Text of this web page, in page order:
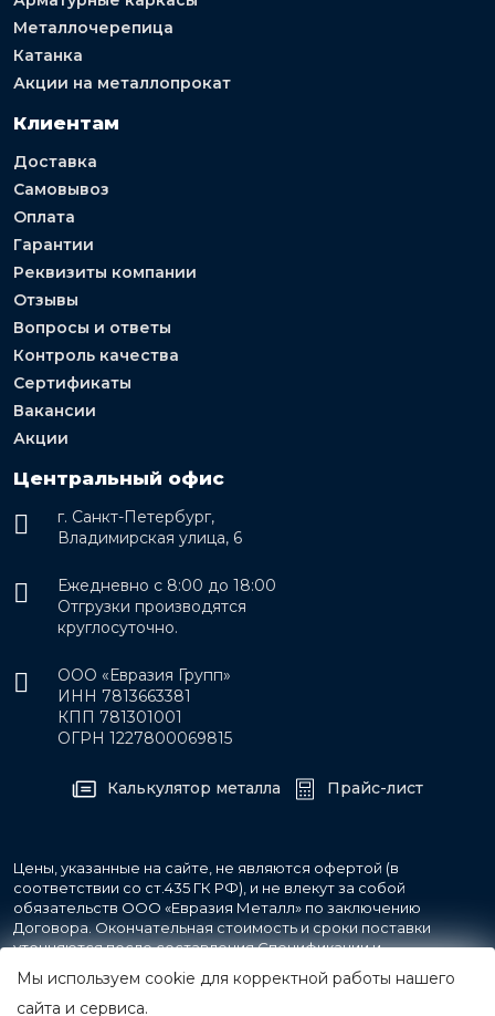
Металлочерепица
Катанка
Акции на металлопрокат
Клиентам
Доставка
Самовывоз
Оплата
Гарантии
Реквизиты компании
Отзывы
Вопросы и ответы
Контроль качества
Сертификаты
Вакансии
Акции
Центральный офис
г. Санкт-Петербург,
Владимирская улица, 6
Ежедневно с 8:00 до 18:00
Отгрузки производятся
круглосуточно.
ООО «Евразия Групп»
ИНН 7813663381
КПП 781301001
ОГРН 1227800069815
Калькулятор металла Прайс-лист
Цены, указанные на сайте, не являются офертой (в
соответствии со ст.435 ГК РФ), и не влекут за собой
обязательств ООО «Евразия Металл» по заключению
Договора. Окончательная стоимость и сроки поставки
уточняются после составления Спецификации и
фиксируются в Счете на оплату, а также Спецификации на
поставку товара.
Мы используем cookie для корректной работы нашего
сайта и сервиса.